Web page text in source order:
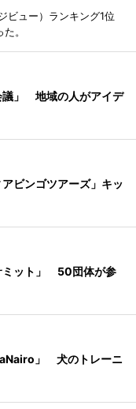
ビュー）ランキング1位
。
議」 地域の人がアイデ
ビンゴツアーズ」キッ
ミット」 50団体が参
」 犬のトレーニ